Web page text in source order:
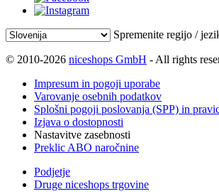
Spremenite regijo /
© 2010-2026 niceshops GmbH - All rights
Impresum in pogoji uporabe
Varovanje osebnih podatkov
Splošni pogoji poslovanja (SPP) in
Izjava o dostopnosti
Nastavitve zasebnosti
Preklic ABO naročnine
Podjetje
Druge niceshops trgovine